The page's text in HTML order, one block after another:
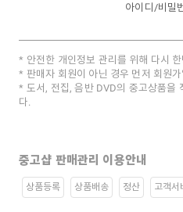
아이디/비밀
안전한 개인정보 관리를 위해 다시
판매자 회원이 아닌 경우 먼저 회원
도서, 전집, 음반 DVD의 중고상품을
다.
중고샵 판매관리 이용안내
상품등록 상품배송 정산 고객서